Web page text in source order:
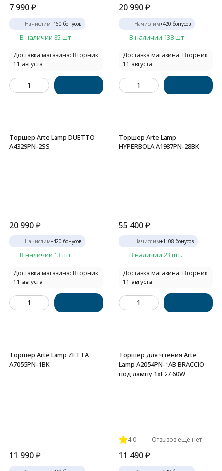
7 990₽
Начислим+160 бонусов
В наличии 85 шт.
Доставка магазина: Вторник
11 августа
20 990₽
Начислим+420 бонусов
В наличии 138 шт.
Доставка магазина: Вторник
11 августа
Торшер Arte Lamp DUETTO
A4329PN-2SS
20 990₽
Начислим+420 бонусов
В наличии 13 шт.
Доставка магазина: Вторник
11 августа
Торшер Arte Lamp
HYPERBOLA A1987PN-28BK
55 400₽
Начислим+1108 бонусов
В наличии 23 шт.
Доставка магазина: Вторник
11 августа
Торшер Arte Lamp ZETTA
A7055PN-1BK
11 990₽
Торшер для чтения Arte
Lamp A2054PN-1AB BRACCIO
под лампу 1xE27 60W
4.0 Отзывов ещё нет
11 490₽